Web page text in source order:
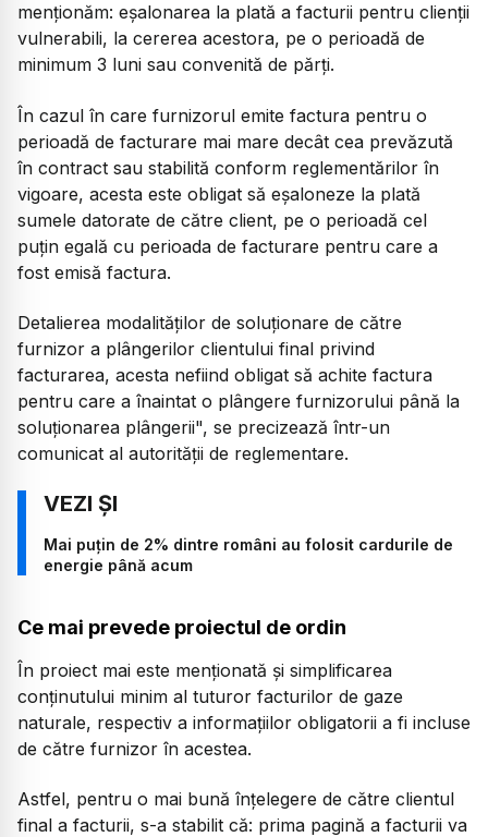
menţionăm: eşalonarea la plată a facturii pentru clienţii
vulnerabili, la cererea acestora, pe o perioadă de
minimum 3 luni sau convenită de părţi.
În cazul în care furnizorul emite factura pentru o
perioadă de facturare mai mare decât cea prevăzută
în contract sau stabilită conform reglementărilor în
vigoare, acesta este obligat să eşaloneze la plată
sumele datorate de către client, pe o perioadă cel
puţin egală cu perioada de facturare pentru care a
fost emisă factura.
Detalierea modalităţilor de soluţionare de către
furnizor a plângerilor clientului final privind
facturarea, acesta nefiind obligat să achite factura
pentru care a înaintat o plângere furnizorului până la
soluţionarea plângerii", se precizează într-un
comunicat al autorităţii de reglementare.
Mai puțin de 2% dintre români au folosit cardurile de
energie până acum
Ce mai prevede proiectul de ordin
În proiect mai este menționată și simplificarea
conţinutului minim al tuturor facturilor de gaze
naturale, respectiv a informaţiilor obligatorii a fi incluse
de către furnizor în acestea.
Astfel, pentru o mai bună înţelegere de către clientul
final a facturii, s-a stabilit că: prima pagină a facturii va